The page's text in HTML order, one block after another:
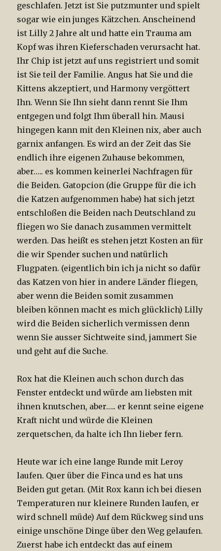
geschlafen. Jetzt ist Sie putzmunter und spielt
sogar wie ein junges Kätzchen. Anscheinend
ist Lilly 2 Jahre alt und hatte ein Trauma am
Kopf was ihren Kieferschaden verursacht hat.
Ihr Chip ist jetzt auf uns registriert und somit
ist Sie teil der Familie. Angus hat Sie und die
Kittens akzeptiert, und Harmony vergöttert
Ihn. Wenn Sie Ihn sieht dann rennt Sie Ihm
entgegen und folgt Ihm überall hin. Mausi
hingegen kann mit den Kleinen nix, aber auch
garnix anfangen. Es wird an der Zeit das Sie
endlich ihre eigenen Zuhause bekommen,
aber….. es kommen keinerlei Nachfragen für
die Beiden. Gatopcion (die Gruppe für die ich
die Katzen aufgenommen habe) hat sich jetzt
entschloßen die Beiden nach Deutschland zu
fliegen wo Sie danach zusammen vermittelt
werden. Das heißt es stehen jetzt Kosten an für
die wir Spender suchen und natürlich
Flugpaten. (eigentlich bin ich ja nicht so dafür
das Katzen von hier in andere Länder fliegen,
aber wenn die Beiden somit zusammen
bleiben können macht es mich glücklich) Lilly
wird die Beiden sicherlich vermissen denn
wenn Sie ausser Sichtweite sind, jammert Sie
und geht auf die Suche.
Rox hat die Kleinen auch schon durch das
Fenster entdeckt und würde am liebsten mit
ihnen knutschen, aber….. er kennt seine eigene
Kraft nicht und würde die Kleinen
zerquetschen, da halte ich Ihn lieber fern.
Heute war ich eine lange Runde mit Leroy
laufen. Quer über die Finca und es hat uns
Beiden gut getan. (Mit Rox kann ich bei diesen
Temperaturen nur kleinere Runden laufen, er
wird schnell müde) Auf dem Rückweg sind uns
einige unschöne Dinge über den Weg gelaufen.
Zuerst habe ich entdeckt das auf einem